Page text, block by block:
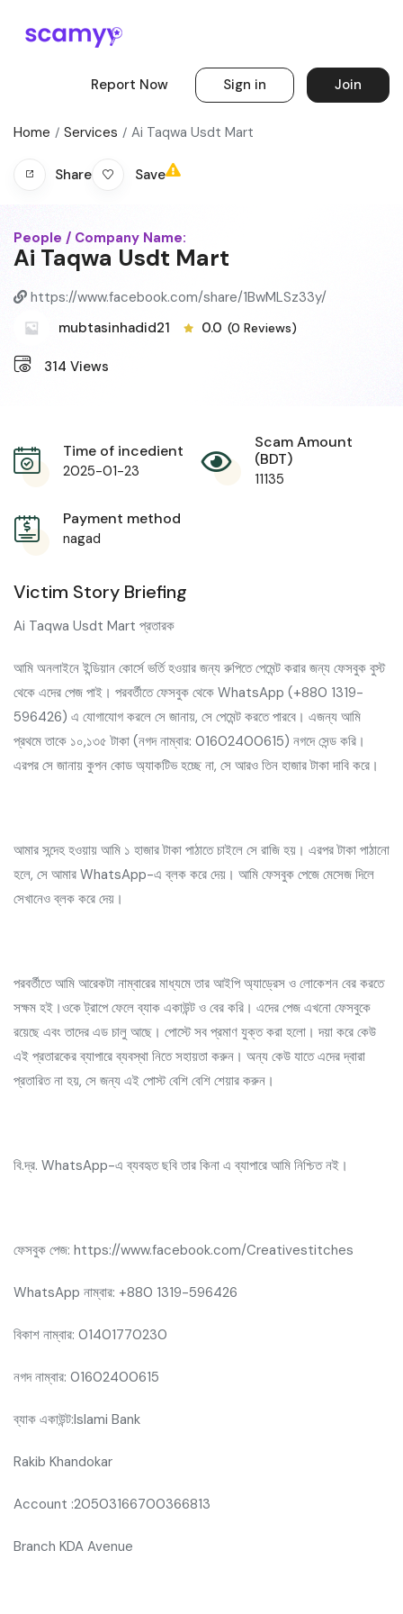
Report Now Sign in Join
Home Services Ai Taqwa Usdt Mart
Share Save
People / Company Name:
Ai Taqwa Usdt Mart
https://www.facebook.com/share/1BwMLSz33y/
mubtasinhadid21
0.0 (0 Reviews)
314 Views
Time of incedient
2025-01-23
Scam Amount
(BDT)
11135
Payment method
nagad
Victim Story Briefing
Ai Taqwa Usdt Mart প্রতারক
আমি অনলাইনে ইন্ডিয়ান কোর্সে ভর্তি হওয়ার জন্য রুপিতে পেমেন্ট করার জন্য ফেসবুক বুস্ট
থেকে এদের পেজ পাই। পরবর্তীতে ফেসবুক থেকে WhatsApp (+880 1319-
596426) এ যোগাযোগ করলে সে জানায়, সে পেমেন্ট করতে পারবে। এজন্য আমি
প্রথমে তাকে ১০,১৩৫ টাকা (নগদ নাম্বার: 01602400615) নগদে সেন্ড করি।
এরপর সে জানায় কুপন কোড অ্যাকটিভ হচ্ছে না, সে আরও তিন হাজার টাকা দাবি করে।
আমার সন্দেহ হওয়ায় আমি ১ হাজার টাকা পাঠাতে চাইলে সে রাজি হয়। এরপর টাকা পাঠানো
হলে, সে আমার WhatsApp-এ ব্লক করে দেয়। আমি ফেসবুক পেজে মেসেজ দিলে
সেখানেও ব্লক করে দেয়।
পরবর্তীতে আমি আরেকটা নাম্বারের মাধ্যমে তার আইপি অ্যাড্রেস ও লোকেশন বের করতে
সক্ষম হই।ওকে ট্রাপে ফেলে ব্যাক একাউন্ট ও বের করি। এদের পেজ এখনো ফেসবুকে
রয়েছে এবং তাদের এড চালু আছে। পোস্টে সব প্রমাণ যুক্ত করা হলো। দয়া করে কেউ
এই প্রতারকের ব্যাপারে ব্যবস্থা নিতে সহায়তা করুন। অন্য কেউ যাতে এদের দ্বারা
প্রতারিত না হয়, সে জন্য এই পোস্ট বেশি বেশি শেয়ার করুন।
বি.দ্র. WhatsApp-এ ব্যবহৃত ছবি তার কিনা এ ব্যাপারে আমি নিশ্চিত নই।
ফেসবুক পেজ: https://www.facebook.com/Creativestitches
WhatsApp নাম্বার: +880 1319-596426
বিকাশ নাম্বার: 01401770230
নগদ নাম্বার: 01602400615
ব্যাক একাউন্ট:Islami Bank
Rakib Khandokar
Account :20503166700366813
Branch KDA Avenue